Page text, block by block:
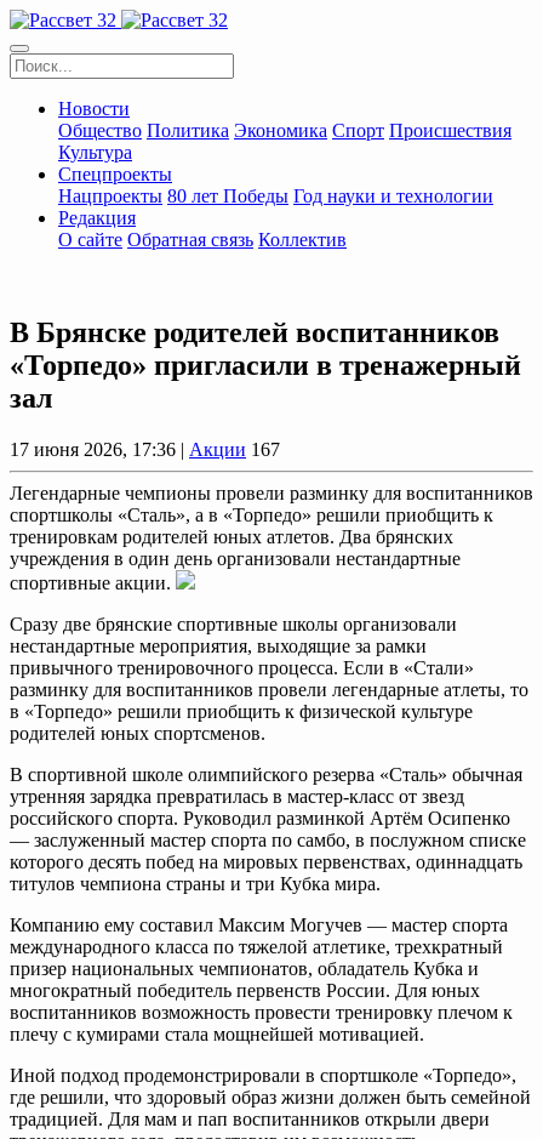
Новости
Общество Политика Экономика Спорт Происшествия
Культура
Спецпроекты
Нацпроекты 80 лет Победы Год науки и технологии
Редакция
О сайте Обратная связь Коллектив
В Брянске родителей воспитанников
«Торпедо» пригласили в тренажерный
зал
17 июня 2026, 17:36 | Акции 167
Легендарные чемпионы провели разминку для воспитанников
спортшколы «Сталь», а в «Торпедо» решили приобщить к
тренировкам родителей юных атлетов. Два брянских
учреждения в один день организовали нестандартные
спортивные акции.
Сразу две брянские спортивные школы организовали
нестандартные мероприятия, выходящие за рамки
привычного тренировочного процесса. Если в «Стали»
разминку для воспитанников провели легендарные атлеты, то
в «Торпедо» решили приобщить к физической культуре
родителей юных спортсменов.
В спортивной школе олимпийского резерва «Сталь» обычная
утренняя зарядка превратилась в мастер-класс от звезд
российского спорта. Руководил разминкой Артём Осипенко
— заслуженный мастер спорта по самбо, в послужном списке
которого десять побед на мировых первенствах, одиннадцать
титулов чемпиона страны и три Кубка мира.
Компанию ему составил Максим Могучев — мастер спорта
международного класса по тяжелой атлетике, трехкратный
призер национальных чемпионатов, обладатель Кубка и
многократный победитель первенств России. Для юных
воспитанников возможность провести тренировку плечом к
плечу с кумирами стала мощнейшей мотивацией.
Иной подход продемонстрировали в спортшколе «Торпедо»,
где решили, что здоровый образ жизни должен быть семейной
традицией. Для мам и пап воспитанников открыли двери